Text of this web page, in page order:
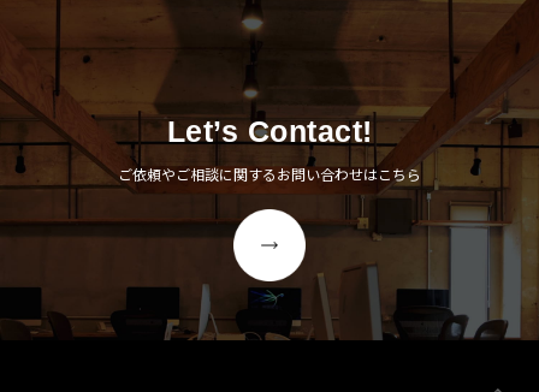
Let’s Contact!
ご依頼やご相談に関するお問い合わせはこちら